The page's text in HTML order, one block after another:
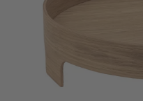
aan verlanglijstje